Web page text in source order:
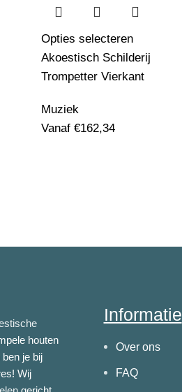
Opties selecteren
Akoestisch Schilderij
Trompetter Vierkant
Muziek
Vanaf €162,34
houten
je bij
Wij
Informatie
Over ons
FAQ